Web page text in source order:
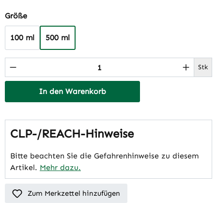
Größeauswählen
100 ml 500 ml
Produkt Anzahl: Gib den gewünschten Stk
In den Warenkorb
CLP-/REACH-Hinweise
Bitte beachten Sie die Gefahrenhinweise zu diesem
Artikel. Mehr dazu.
Zum Merkzettel hinzufügen